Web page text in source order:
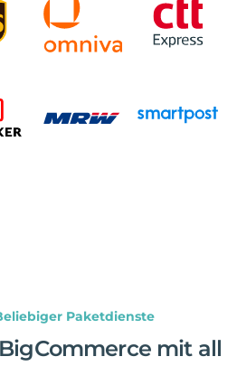
Paketdienste
mit all